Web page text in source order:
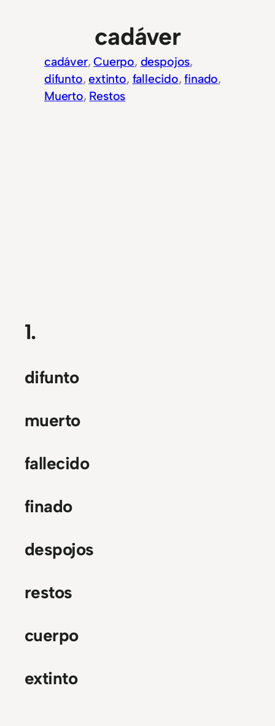
cadáver
cadáver, Cuerpo, despojos
difunto, extinto, fallecido, finado
Muerto, Restos
1.
difunto
muerto
fallecido
finado
despojos
restos
cuerpo
extinto